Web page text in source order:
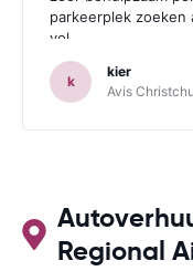
parkeerplek zoeken
vol.
k
kier
Avis
Regional